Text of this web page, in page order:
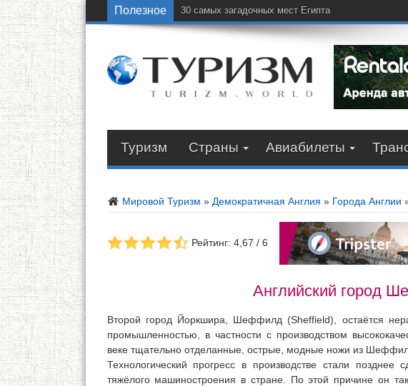
Полезное 30 самых загадочных мест Египта
Туризм Страны Авиабилеты
Мировой Туризм » Демократичная Англия » Города Англии
Рейтинг: 4,67 / 6
Английский город
Второй город Йоркшира, Шеффилд (Sheffield), остаётся
промышленностью, в частности с производством
веке тщательно отделанные, острые, модные ножи из
Технологический прогресс в производстве стали
тяжёлого машиностроения в стране. По этой причине он